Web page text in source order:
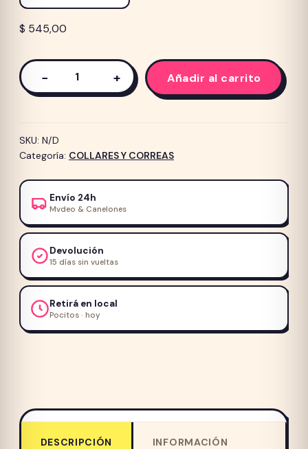
$
$ 545,00
Collar
Cachorreiros
cantidad
− + Añadir al carrito
SKU: N/D
Categoría: COLLARES Y CORREAS
Envío 24h
Mvdeo & Canelones
Devolución
15 días sin vueltas
Retirá en local
Pocitos · hoy
DESCRIPCIÓN INFORMACIÓN